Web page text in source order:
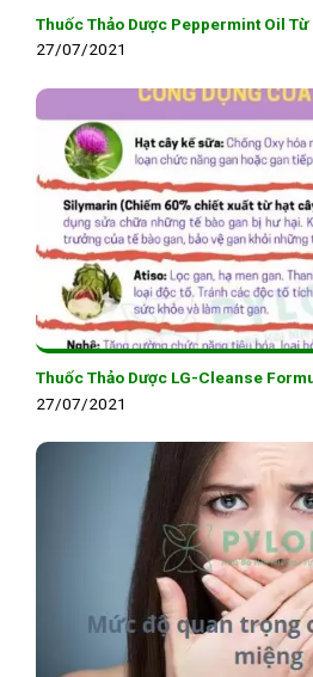
Thuốc Thảo Dược Peppermint Oil Từ
27/07/2021
Thuốc Thảo Dược LG-Cleanse
27/07/2021